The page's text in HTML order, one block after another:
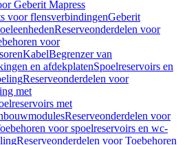
Geberit Mapress
voor flensverbindingenGeberit
Reserveonderdelen voor
voor
KabelBegrenzer van
en afdekplatenSpoelreservoirs en
Reserveonderdelen voor
met
met
Reserveonderdelen voor
voor spoelreservoirs en wc-
Reserveonderdelen voor Toebehoren